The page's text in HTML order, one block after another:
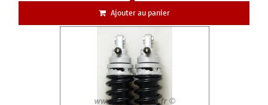
Ajouter au panier